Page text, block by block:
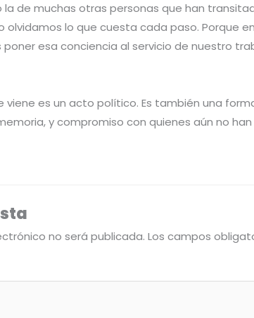
de muchas otras personas que han
olvidamos lo que cuesta cada paso. Porque
esa conciencia al servicio de nuestro
viene es un acto político. Es también una
y compromiso con quienes aún no han
no será publicada. Los campos